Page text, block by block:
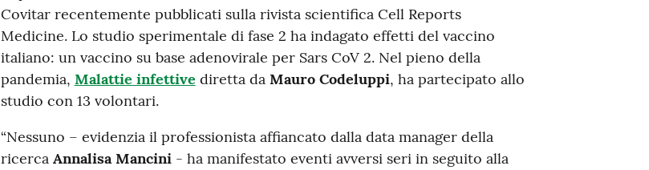
Covitar recentemente pubblicati sulla rivista scientifica Cell Reports
Medicine. Lo studio sperimentale di fase 2 ha indagato effetti del vaccino
italiano: un vaccino su base adenovirale per Sars CoV 2. Nel pieno della
pandemia, Malattie infettive diretta da Mauro Codeluppi, ha partecipato allo
studio con 13 volontari.
“Nessuno – evidenzia il professionista affiancato dalla data manager della
ricerca Annalisa Mancini- ha manifestato eventi avversi seri in seguito alla